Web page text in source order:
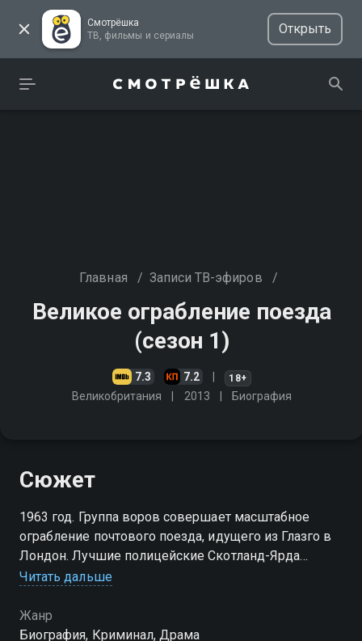
Смотрёшка
ТВ, фильмы и сериалы
Открыть
Главная / Записи ТВ-эфиров /
Великое ограбление поезда
(сезон 1)
7.3 7.2 18+
Великобритания 2013 Биография
Сюжет
1963 год. Группа воров совершает масштабное
ограбление почтового поезда, идущего из Глазго в
Лондон. Лучшие полицейские Скотланд-Ярда
пытаются найти преступников
Посмотреть онлайн 1 сезон сериала Великое
ограбление поезда вы можете совершенно
Читать дальше
Жанр
Биография, Криминал, Драма